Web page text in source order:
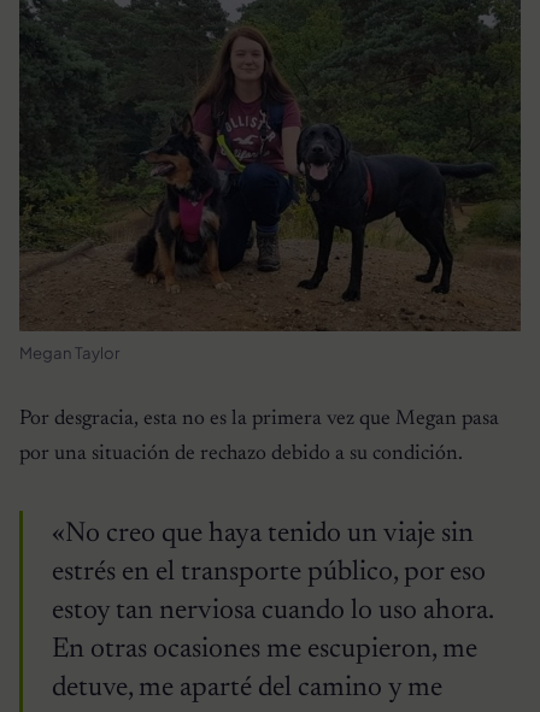
Megan Taylor
Por desgracia, esta no es la primera vez que Megan pasa
por una situación de rechazo debido a su condición.
«No creo que haya tenido un viaje sin
estrés en el transporte público, por eso
estoy tan nerviosa cuando lo uso ahora.
En otras ocasiones me escupieron, me
detuve, me aparté del camino y me